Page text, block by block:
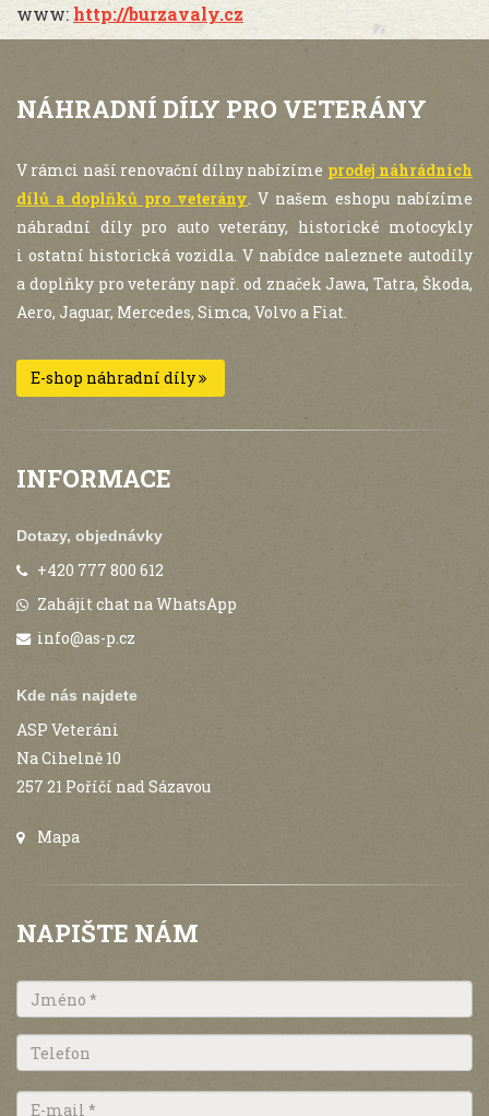
www: http://burzavaly.cz
NÁHRADNÍ DÍLY PRO VETERÁNY
V rámci naší renovační dílny nabízíme prodej náhrádních
dílů a doplňků pro veterány. V našem eshopu nabízíme
náhradní díly pro auto veterány, historické motocykly
i ostatní historická vozidla. V nabídce naleznete autodíly
a doplňky pro veterány např. od značek Jawa, Tatra, Škoda,
Aero, Jaguar, Mercedes, Simca, Volvo a Fiat.
E-shop náhradní díly
INFORMACE
Dotazy, objednávky
+420 777 800 612
Zahájit chat na WhatsApp
info@as-p.cz
Kde nás najdete
ASP Veteráni
Na Cihelně 10
257 21 Poříčí nad Sázavou
Mapa
NAPIŠTE NÁM